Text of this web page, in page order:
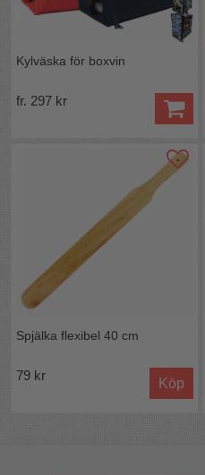
Kylväska för boxvin
fr. 297 kr
Spjälka flexibel 40 cm
79 kr
Köp